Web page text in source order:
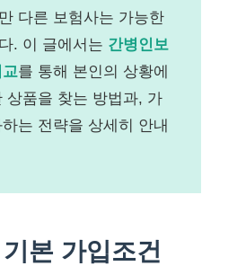
다른 보험사는 가능한
. 이 글에서는 간병인보
를 통해 본인의 상황에
상품을 찾는 방법과, 가
는 전략을 상세히 안내
본 가입조건